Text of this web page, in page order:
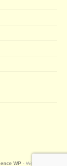
WP - Website